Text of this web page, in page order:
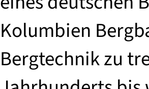
Kolumbien
Bergtechnik zu